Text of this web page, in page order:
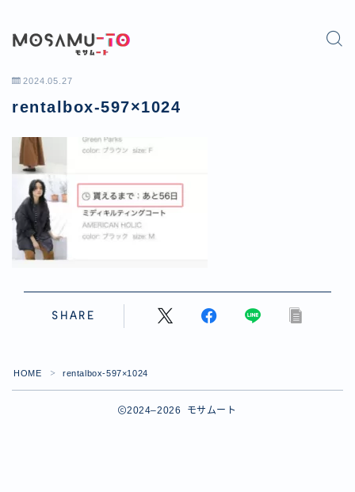
2024.05.27
rentalbox-597×1024
SHARE
HOME ＞ rentalbox-597×1024
2024–2026 モサムート